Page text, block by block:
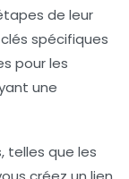
de leur
spécifiques
pour les
une
telles que les